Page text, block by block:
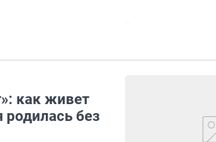
как живет
родилась без